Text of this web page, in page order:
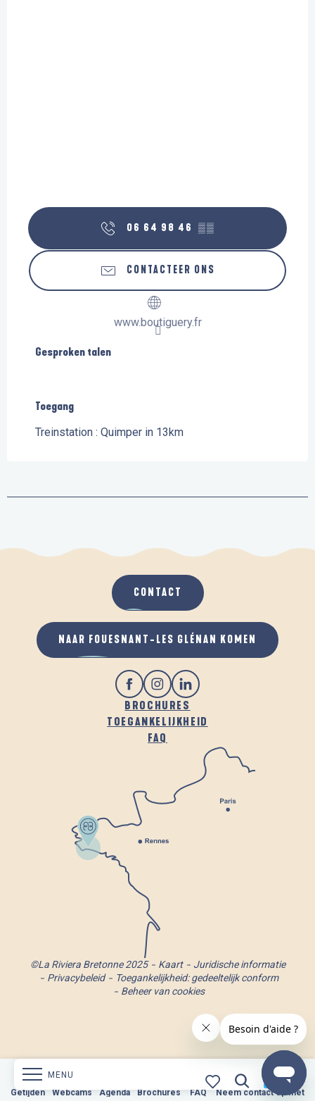
Getijden Webcams Agenda
Agenda Brochures
Brochures FAQ
FAQ Neem contact op met
Neem contact op met
MENU
06 64 98 46 ▒▒
CONTACTEER ONS
www.boutiguery.fr
Gesproken talen
Gesproken talen
Toegang
Toegang
Treinstation : Quimper in 13km
BROCHURES
TOEGANKELIJKHEID
FAQ
CONTACT
NAAR FOUESNANT-LES GLÉNAN KOMEN
©La Riviera Bretonne 2025 Kaart
Juridische informatie
Privacybeleid
Toegankelijkheid: gedeeltelijk conform
Beheer van cookies